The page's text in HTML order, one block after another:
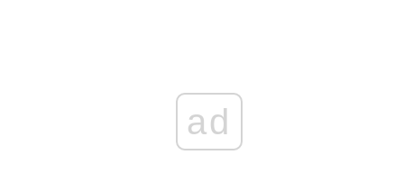
ad